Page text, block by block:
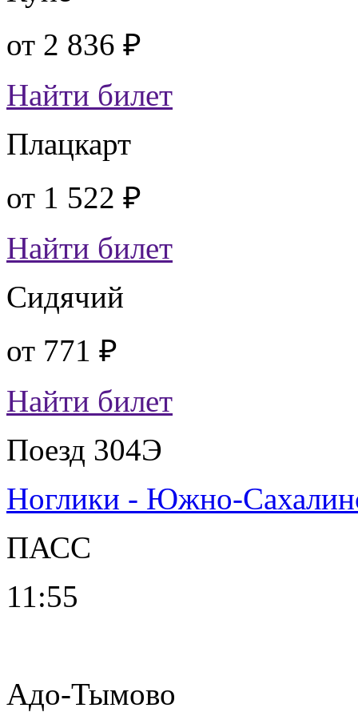
от 2 836 ₽
Найти билет
Плацкарт
от 1 522 ₽
Найти билет
Сидячий
от 771 ₽
Найти билет
Поезд 304Э
Ноглики - Южно-
ПАСС
11:55
Адо-Тымово